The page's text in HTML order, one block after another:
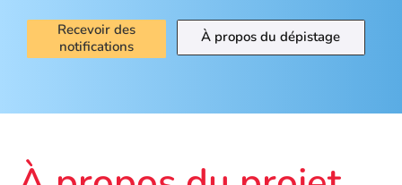
Recevoir des
notifications
À propos du dépistage